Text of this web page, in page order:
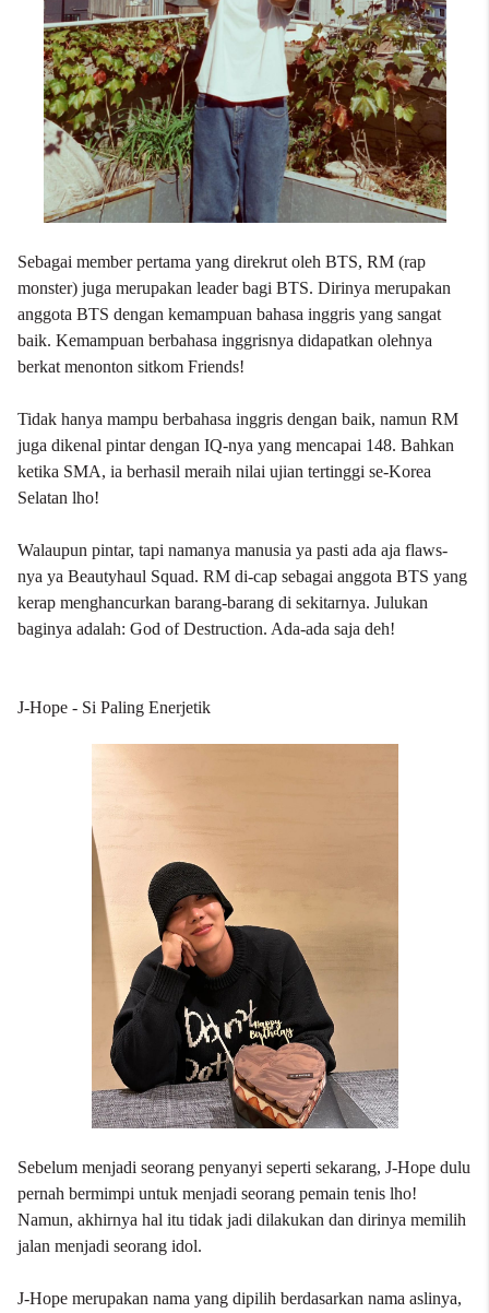
Sebagai member pertama yang direkrut oleh BTS, RM (rap
monster) juga merupakan leader bagi BTS. Dirinya merupakan
anggota BTS dengan kemampuan bahasa inggris yang sangat
baik. Kemampuan berbahasa inggrisnya didapatkan olehnya
berkat menonton sitkom Friends!
Tidak hanya mampu berbahasa inggris dengan baik, namun RM
juga dikenal pintar dengan IQ-nya yang mencapai 148. Bahkan
ketika SMA, ia berhasil meraih nilai ujian tertinggi se-Korea
Selatan lho!
Walaupun pintar, tapi namanya manusia ya pasti ada aja flaws-
nya ya Beautyhaul Squad. RM di-cap sebagai anggota BTS yang
kerap menghancurkan barang-barang di sekitarnya. Julukan
baginya adalah: God of Destruction. Ada-ada saja deh!
J-Hope - Si Paling Enerjetik
Sebelum menjadi seorang penyanyi seperti sekarang, J-Hope dulu
pernah bermimpi untuk menjadi seorang pemain tenis lho!
Namun, akhirnya hal itu tidak jadi dilakukan dan dirinya memilih
jalan menjadi seorang idol.
J-Hope merupakan nama yang dipilih berdasarkan nama aslinya,